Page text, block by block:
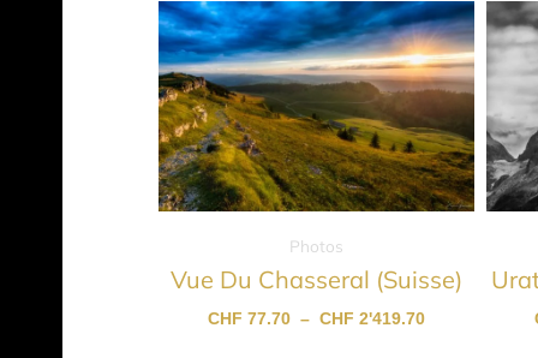
Photos
Vue Du Chasseral (Suisse)
CHF 77.70 – CHF 2'419.70
Plage
de
prix :
CHF 77.70
à
CHF 2'419.70
Ce
produit
a
Les
options
être